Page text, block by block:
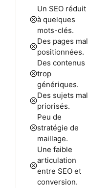
Un SEO réduit
à quelques
mots-clés.
Des pages mal
positionnées.
Des contenus
trop
génériques.
Des sujets mal
priorisés.
Peu de
stratégie de
maillage.
Une faible
articulation
entre SEO et
conversion.